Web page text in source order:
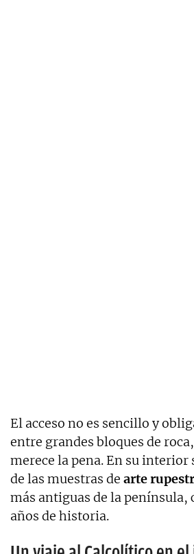
El acceso no es sencillo y
entre grandes bloques de
merece la pena. En su interior
de las muestras de arte
más antiguas de la península,
años de historia.